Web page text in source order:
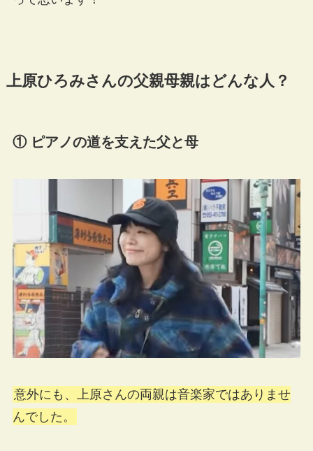
上原ひろみさんの父親母親はどんな人？
① ピアノの道を支えた父と母
意外にも、上原さんの両親は音楽家ではありませ
んでした。